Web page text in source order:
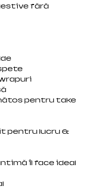
fără
pentru take
pentru lucru &
îl face ideal